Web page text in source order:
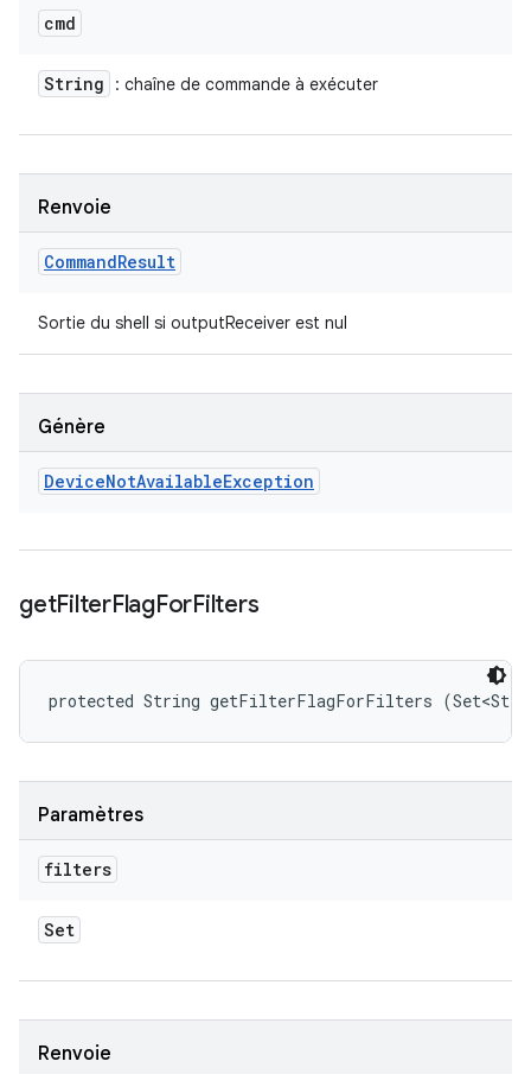
cmd
String : chaîne de commande à exécuter
Renvoie
CommandResult
Sortie du shell si outputReceiver est nul
Génère
DeviceNotAvailableException
getFilterFlagForFilters
protected String getFilterFlagForFilters
Paramètres
filters
Set
Renvoie